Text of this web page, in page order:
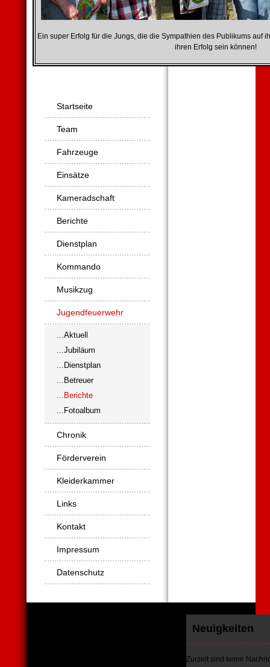
Ein super Erfolg für die Jungs, die die Sympathien des Publikums auf
ihren Erfolg sein können!
Navigation
überspringen
Startseite
Team
Fahrzeuge
Einsätze
Kameradschaft
Berichte
Dienstplan
Kommando
Musikzug
Jugendfeuerwehr
...Aktuell
...Jubiläum
...Dienstplan
...Betreuer
...Berichte
...Fotoalbum
Chronik
Förderverein
Kleiderkammer
Links
Kontakt
Impressum
Datenschutz
Neuigkeiten
Zurzeit sind keine